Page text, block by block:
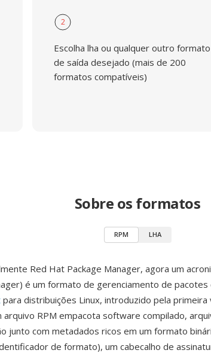
2
Escolha lha ou qualquer outro formato
de saída desejado (mais de 200
formatos compatíveis)
Sobre os formatos
RPM LHA
Red Hat Package Manager, agora um
é um formato de gerenciamento de
para distribuições Linux, introduzido pela primeira
arquivo RPM empacota software compilado,
junto com metadados ricos em um formato
de formato), um cabecalho de